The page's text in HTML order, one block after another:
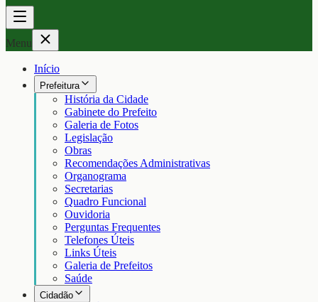
Menu
Início
Prefeitura
História da Cidade
Gabinete do Prefeito
Galeria de Fotos
Legislação
Obras
Recomendações Administrativas
Organograma
Secretarias
Quadro Funcional
Ouvidoria
Perguntas Frequentes
Telefones Úteis
Links Úteis
Galeria de Prefeitos
Saúde
Cidadão